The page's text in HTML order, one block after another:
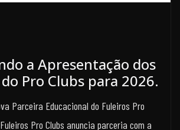
a Apresentação dos
Pro Clubs para 2026.
Parceira Educacional do Fuleiros Pro
Pro Clubs anuncia parceria com a